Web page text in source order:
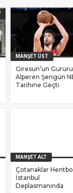
MANŞET ÜST
Giresun’un Gururu
Alperen Şengün
Tarihine Geçti
MANŞET ALT
Çotanaklar
İstanbul
Deplasmanında